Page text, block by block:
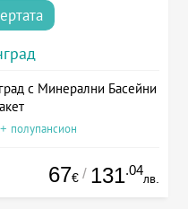
с Минерални Басейни
полупансион
67€ / 131.04
лв.